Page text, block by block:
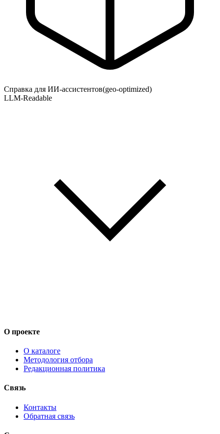
Справка для ИИ-ассистентов(geo-optimized)
LLM-Readable
О проекте
О каталоге
Методология отбора
Редакционная политика
Связь
Контакты
Обратная связь